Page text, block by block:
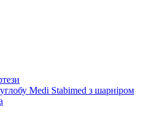
Medi Stabimed з шарніром